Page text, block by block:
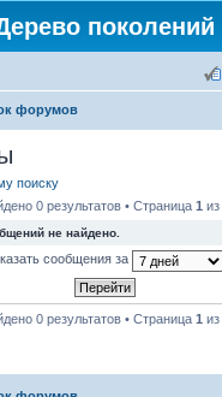
поколений
форумов
поиску
0 результатов • Страница 1 из
не найдено.
сообщения за
0 результатов • Страница 1 из